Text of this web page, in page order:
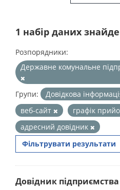
1 набір даних
Розпорядники:
Державне комунальне
Групи: Довідкова
веб-сайт
графік
адресний довідник
Фільтрувати результати
Довідник